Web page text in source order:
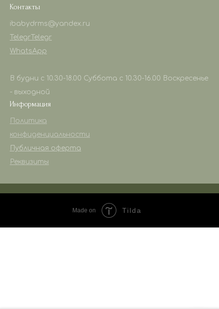
Контакты
ibabydrms@yandex.ru
Telegr Telegr
WhatsApp
В будни с 10.30-18.00 Суббота с 10.30-16.00 Воскресенье
- выходной
Информация
Политика
конфиденциальности
Публичная оферта
Реквизиты
Made on Tilda